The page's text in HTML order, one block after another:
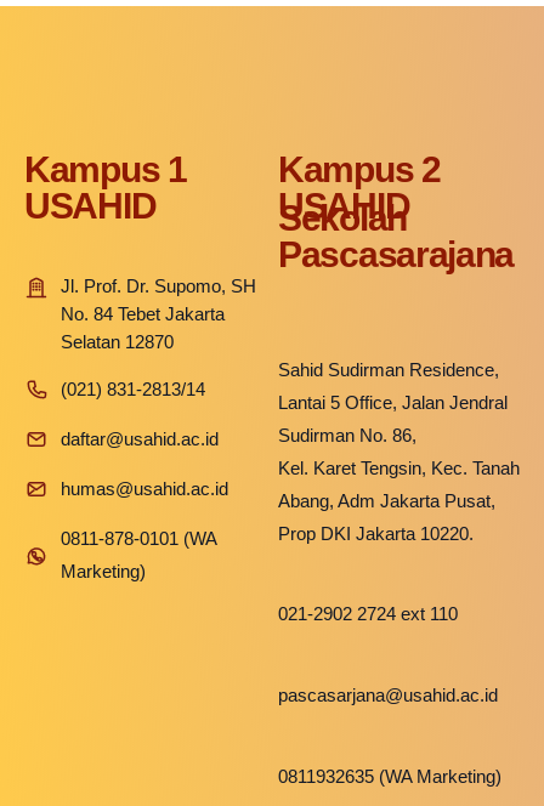
Kampus 1
USAHID
Jl. Prof. Dr. Supomo, SH
No. 84 Tebet Jakarta
Selatan 12870
(021) 831-2813/14
daftar@usahid.ac.id
humas@usahid.ac.id
0811-878-0101 (WA
Marketing)
Kampus 2
USAHID
Sekolah
Pascasarajana
Sahid Sudirman Residence,
Lantai 5 Office, Jalan Jendral
Sudirman No. 86,
Kel. Karet Tengsin, Kec. Tanah
Abang, Adm Jakarta Pusat,
Prop DKI Jakarta 10220.
021-2902 2724 ext 110
pascasarjana@usahid.ac.id
0811932635 (WA Marketing)